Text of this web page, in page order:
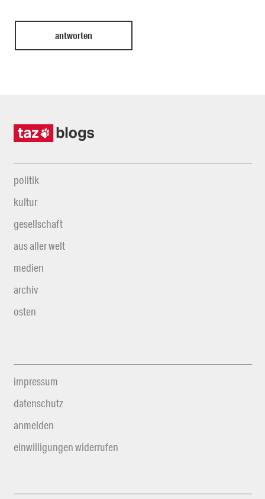
politik
kultur
gesellschaft
aus aller welt
medien
archiv
osten
impressum
datenschutz
anmelden
einwilligungen widerrufen